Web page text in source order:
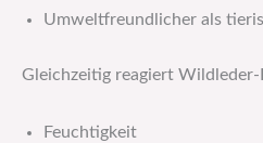
Umweltfreundlicher als
Gleichzeitig reagiert
Feuchtigkeit